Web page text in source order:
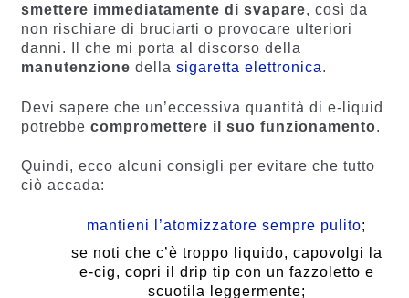
smettere immediatamente di svapare, così da
non rischiare di bruciarti o provocare ulteriori
danni. Il che mi porta al discorso della
manutenzione della sigaretta elettronica.
Devi sapere che un’eccessiva quantità di e-liquid
potrebbe compromettere il suo funzionamento.
Quindi, ecco alcuni consigli per evitare che tutto
ciò accada:
mantieni l’atomizzatore sempre pulito;
se noti che c’è troppo liquido, capovolgi la
e-cig, copri il drip tip con un fazzoletto e
scuotila leggermente;